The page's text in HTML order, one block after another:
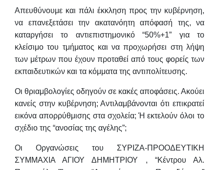
Απευθύνουμε και πάλι έκκληση προς την κυβέρνηση,
να επανεξετάσει την ακατανόητη απόφασή της, να
καταργήσει το αντιεπιστημονικό “50%+1” για το
κλείσιμο του τμήματος και να προχωρήσει στη λήψη
των μέτρων που έχουν προταθεί από τους φορείς των
εκπαιδευτικών και τα κόμματα της αντιπολίτευσης.
Οι θριαμβολογίες οδηγούν σε κακές αποφάσεις. Ακούει
κανείς στην κυβέρνηση; Αντιλαμβάνονται ότι επικρατεί
εικόνα απορρύθμισης στα σχολεία; Ή εκτελούν όλοι το
σχέδιο της “ανοσίας της αγέλης”;
Οι Οργανώσεις του ΣΥΡΙΖΑ-ΠΡΟΟΔΕΥΤΙΚΗ
ΣΥΜΜΑΧΙΑ ΑΓΙΟΥ ΔΗΜΗΤΡΙΟΥ , “Κέντρου Αλ.